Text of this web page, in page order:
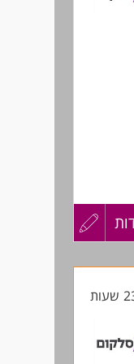
שירות.
עדכון